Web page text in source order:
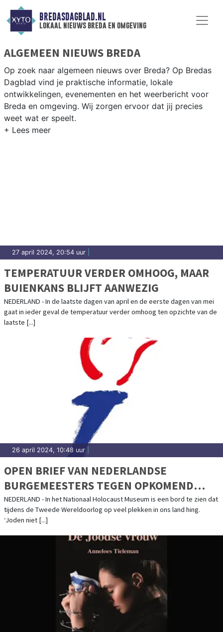
BREDASDAGBLAD.NL
lokaal nieuws breda en omgeving
ALGEMEEN NIEUWS BREDA
Op zoek naar algemeen nieuws over Breda? Op Bredas
Dagblad vind je praktische informatie, lokale
ontwikkelingen, evenementen en het weerbericht voor
Breda en omgeving. Wij zorgen ervoor dat jij precies
weet wat er speelt.
27 april 2024, 20:54 uur
TEMPERATUUR VERDER OMHOOG, MAAR
BUIENKANS BLIJFT AANWEZIG
NEDERLAND - In de laatste dagen van april en de eerste dagen van mei
gaat in ieder geval de temperatuur verder omhoog ten opzichte van de
laatste [...]
26 april 2024, 10:48 uur
OPEN BRIEF VAN NEDERLANDSE
BURGEMEESTERS TEGEN OPKOMEND
ANTISEMITISME
NEDERLAND - In het Nationaal Holocaust Museum is een bord te zien dat
tijdens de Tweede Wereldoorlog op veel plekken in ons land hing.
‘Joden niet [...]